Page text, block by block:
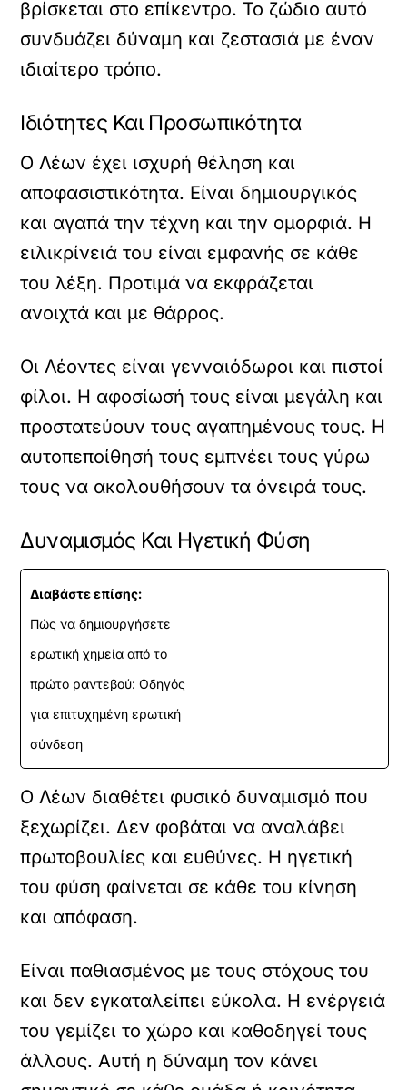
βρίσκεται στο επίκεντρο. Το ζώδιο αυτό
συνδυάζει δύναμη και ζεστασιά με έναν
ιδιαίτερο τρόπο.
Ιδιότητες Και Προσωπικότητα
Ο Λέων έχει ισχυρή θέληση και
αποφασιστικότητα. Είναι δημιουργικός
και αγαπά την τέχνη και την ομορφιά. Η
ειλικρίνειά του είναι εμφανής σε κάθε
του λέξη. Προτιμά να εκφράζεται
ανοιχτά και με θάρρος.
Οι Λέοντες είναι γενναιόδωροι και πιστοί
φίλοι. Η αφοσίωσή τους είναι μεγάλη και
προστατεύουν τους αγαπημένους τους. Η
αυτοπεποίθησή τους εμπνέει τους γύρω
τους να ακολουθήσουν τα όνειρά τους.
Δυναμισμός Και Ηγετική Φύση
Διαβάστε επίσης:
Πώς να δημιουργήσετε
ερωτική χημεία από το
πρώτο ραντεβού: Οδηγός
για επιτυχημένη ερωτική
σύνδεση
Ο Λέων διαθέτει φυσικό δυναμισμό που
ξεχωρίζει. Δεν φοβάται να αναλάβει
πρωτοβουλίες και ευθύνες. Η ηγετική
του φύση φαίνεται σε κάθε του κίνηση
και απόφαση.
Είναι παθιασμένος με τους στόχους του
και δεν εγκαταλείπει εύκολα. Η ενέργειά
του γεμίζει το χώρο και καθοδηγεί τους
άλλους. Αυτή η δύναμη τον κάνει